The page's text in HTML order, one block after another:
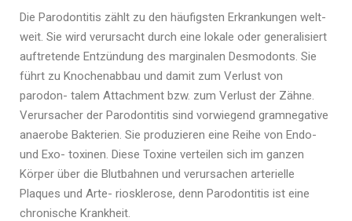
Die Parodontitis zählt zu den häufigsten Erkrankungen welt-
weit. Sie wird verursacht durch eine lokale oder generalisiert
auftretende Entzündung des marginalen Desmodonts. Sie
führt zu Knochenabbau und damit zum Verlust von
parodon- talem Attachment bzw. zum Verlust der Zähne.
Verursacher der Parodontitis sind vorwiegend gramnegative
anaerobe Bakterien. Sie produzieren eine Reihe von Endo-
und Exo- toxinen. Diese Toxine verteilen sich im ganzen
Körper über die Blutbahnen und verursachen arterielle
Plaques und Arte- riosklerose, denn Parodontitis ist eine
chronische Krankheit.